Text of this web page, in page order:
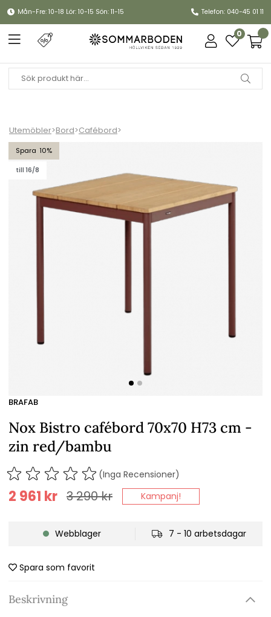
Mån-Fre: 10-18 Lör: 10-15 Sön: 11-15 Telefon: 040-45 01 11
0
Utemöbler>Bord>Cafébord>
10
till 16/8
Nox Bistro cafébord 70x70 H73 cm - zin red/bambu
BRAFAB
Nox Bistro cafébord 70x70 H73 cm -
zin red/bambu
(Inga Recensioner)
3 290kr
2 961 kr Kampanj!
Webblager 7 - 10 arbetsdagar
Spara som favorit
Beskrivning